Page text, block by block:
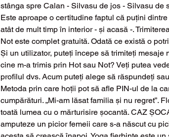
stânga spre Calan - Silvasu de jos - Silvasu de
Este aproape o certitudine faptul că puțini
atât de mult timp în interior - și acasă -.
Not este complet gratuită. Odată ce există o
Și un utilizator, puteți începe să trimiteți mesaje
cine m-a trimis prin Hot sau Not? Veți putea
profilul dvs. Acum puteți alege să răspundeți
Metoda prin care hoții pot să afle PIN-ul de la
cumpărături. „Mi-am lăsat familia și nu regret”.
toată lumea cu o mărturisire șocantă. CAZ
amputeze un picior femeii care s-a născut cu